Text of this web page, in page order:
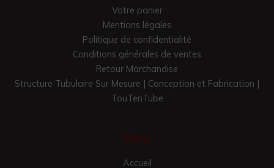
Votre panier
Mentions légales
Politique de confidentialité
Conditions générales de ventes
Retour Marchandise
Structure Tubulaire Sur Mesure | Conception et Fabrication |
TouTenTube
Menu
Accueil